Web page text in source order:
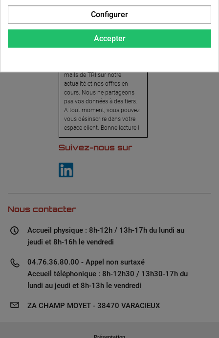
Pour recevoir notre
newsletter, nous vous
invitons à créer votre espace
client (cliquez sur « Compte »
en haut à droite de la page) et
cliquer sur « oui » pour vous
mails de TRI sur notre
actualité et nos offres en
cours. Nous ne partageons
pas vos données à des tiers.
A tout moment, vous pouvez
vous désinscrire dans votre
espace client. Bonne lecture !
Suivez-nous sur
Nous contacter
Accueil physique : 8h-12h / 13h-17h du lundi au
jeudi et 8h-16h le vendredi
04.76.36.80.00 - Appel non surtaxé
Accueil téléphonique : 8h-12h30 / 13h30-17h du
lundi au jeudi et 8h-13h le vendredi
ZA CHAMP MOYET - 38470 VARACIEUX
Accepter
Configurer